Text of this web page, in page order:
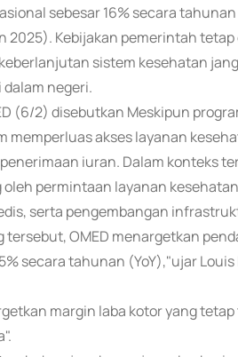
sebesar 16% secara
2025). Kebijakan pemerintah
sistem kesehatan
negeri.
(6/2) disebutkan Meskipun
memperluas akses layanan
iuran. Dalam konteks
permintaan layanan
serta pengembangan
tersebut, OMED menargetkan
secara tahunan (YoY),"ujar
margin laba kotor yang